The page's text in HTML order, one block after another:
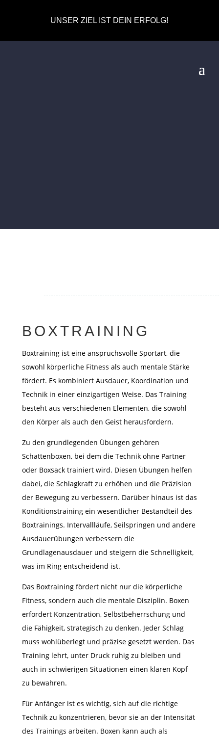
UNSER ZIEL IST DEIN ERFOLG!
BOXTRAINING
Boxtraining ist eine anspruchsvolle Sportart, die
sowohl körperliche Fitness als auch mentale Stärke
fördert. Es kombiniert Ausdauer, Koordination und
Technik in einer einzigartigen Weise. Das Training
besteht aus verschiedenen Elementen, die sowohl
den Körper als auch den Geist herausfordern.
Zu den grundlegenden Übungen gehören
Schattenboxen, bei dem die Technik ohne Partner
oder Boxsack trainiert wird. Diesen Übungen helfen
dabei, die Schlagkraft zu erhöhen und die Präzision
der Bewegung zu verbessern. Darüber hinaus ist das
Konditionstraining ein wesentlicher Bestandteil des
Boxtrainings. Intervallläufe, Seilspringen und andere
Ausdauerübungen verbessern die
Grundlagenausdauer und steigern die Schnelligkeit,
was im Ring entscheidend ist.
Das Boxtraining fördert nicht nur die körperliche
Fitness, sondern auch die mentale Disziplin. Boxen
erfordert Konzentration, Selbstbeherrschung und
die Fähigkeit, strategisch zu denken. Jeder Schlag
muss wohlüberlegt und präzise gesetzt werden. Das
Training lehrt, unter Druck ruhig zu bleiben und
auch in schwierigen Situationen einen klaren Kopf
zu bewahren.
Für Anfänger ist es wichtig, sich auf die richtige
Technik zu konzentrieren, bevor sie an der Intensität
des Trainings arbeiten. Boxen kann auch als